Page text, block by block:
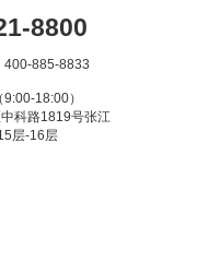
8800
400-885-8833
18:00）
科路1819号张江
层-16层